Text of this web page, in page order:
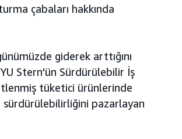
çabaları hakkında
giderek arttığını
Stern'ün Sürdürülebilir İş
tüketici ürünlerinde
sürdürülebilirliğini pazarlayan